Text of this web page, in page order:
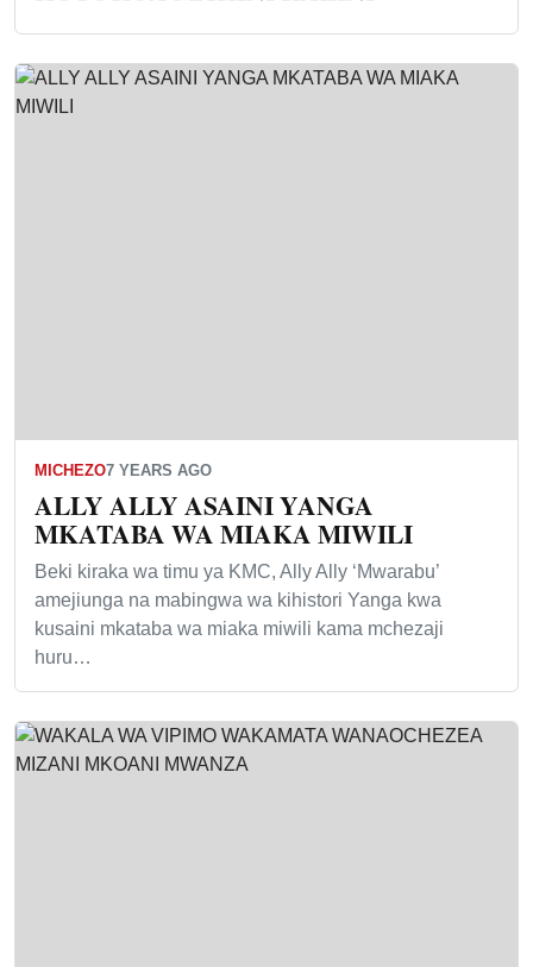
MICHEZO7 YEARS AGO
ALLY ALLY ASAINI YANGA
MKATABA WA MIAKA MIWILI
Beki kiraka wa timu ya KMC, Ally Ally ‘Mwarabu’
amejiunga na mabingwa wa kihistori Yanga kwa
kusaini mkataba wa miaka miwili kama mchezaji
huru…